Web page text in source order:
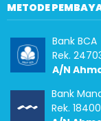
METODE
Bank BCA
Rek.
A/N
Bank
Rek.